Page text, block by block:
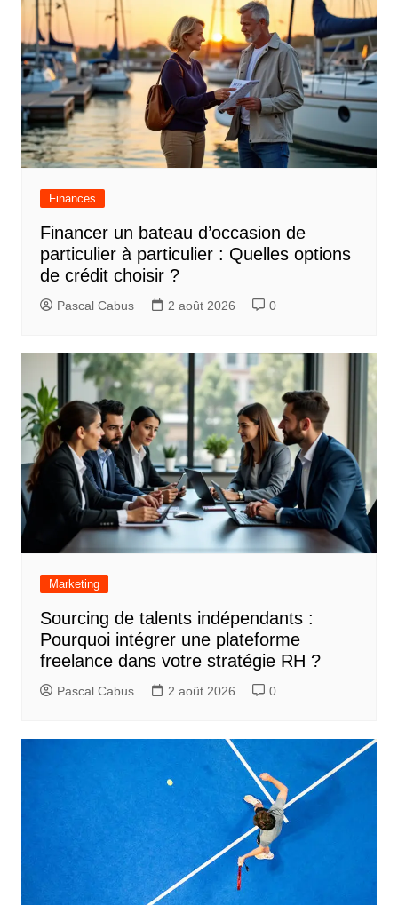
Finances
Financer un bateau d’occasion de
particulier à particulier : Quelles options
de crédit choisir ?
Pascal Cabus 2 août 2026 0
Marketing
Sourcing de talents indépendants :
Pourquoi intégrer une plateforme
freelance dans votre stratégie RH ?
Pascal Cabus 2 août 2026 0